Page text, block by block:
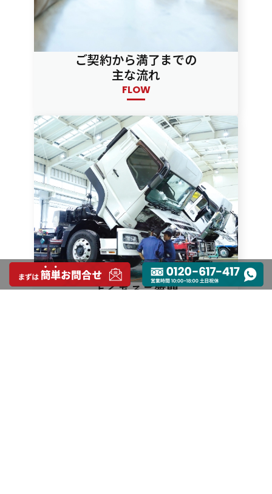
ご契約から満了までの
主な流れ
FLOW
よくあるご質問